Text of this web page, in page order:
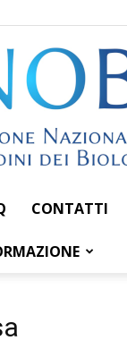
Federazione
CONTATTI